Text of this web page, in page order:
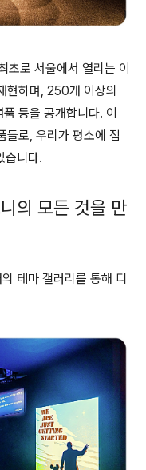
초로 서울에서 열리는 이
현하며, 250개 이상의
등을 공개합니다. 이
들로, 우리가 평소에 접
습니다.
의 모든 것을 만
테마 갤러리를 통해 디